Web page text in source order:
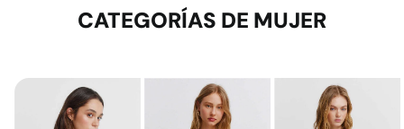
CATEGORÍAS DE MUJER